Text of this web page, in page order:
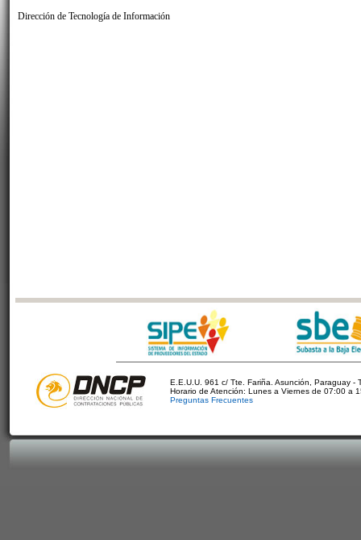
Dirección de Tecnología de Información
E.E.U.U. 961 c/ Tte. Fariña. Asunción, Paraguay -
Horario de Atención: Lunes a Viernes de 07:00 a
Preguntas Frecuentes